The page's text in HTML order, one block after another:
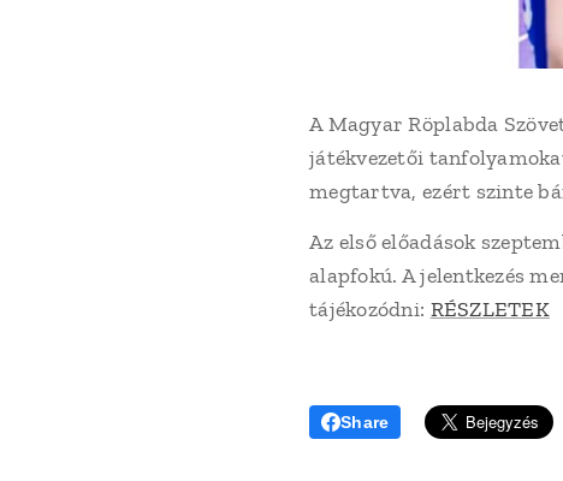
A Magyar Röplabda
játékvezetői
megtartva, ezért szinte
Az első előadások
alapfokú. A jelentkezés
tájékozódni: RÉSZLETEK
Share